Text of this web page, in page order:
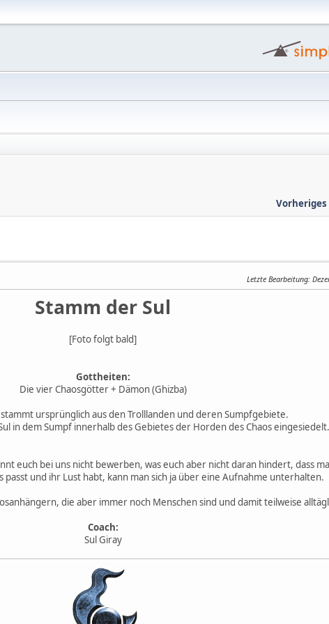
Vorheriges
Letzte Bearbeitung:
Stamm der Sul
[Foto folgt bald]
Gottheiten:
Die vier Chaosgötter + Dämon (Ghizba)
ursprünglich aus den Trolllanden und deren Sumpfgebiete.
in dem Sumpf innerhalb des Gebietes der Horden des Chaos eingesiedelt.
euch bei uns nicht bewerben, was euch aber nicht daran hindert, dass
passt und ihr Lust habt, kann man sich ja über eine Aufnahme unterhalten.
die aber immer noch Menschen sind und damit teilweise
Coach:
Sul Giray